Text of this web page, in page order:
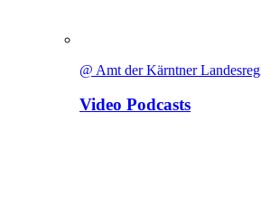
@ Amt der Kärntner
Video Podcasts